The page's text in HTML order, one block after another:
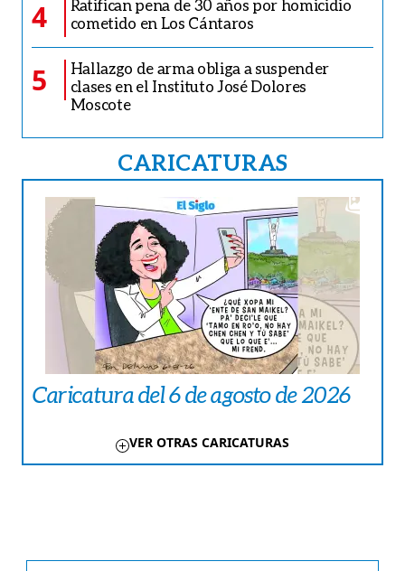
4
Ratifican pena de 30 años por homicidio
cometido en Los Cántaros
5
Hallazgo de arma obliga a suspender
clases en el Instituto José Dolores
Moscote
CARICATURAS
Caricatura del 6 de agosto de 2026
VER OTRAS CARICATURAS
Caricatura del 6 de agosto de 2026